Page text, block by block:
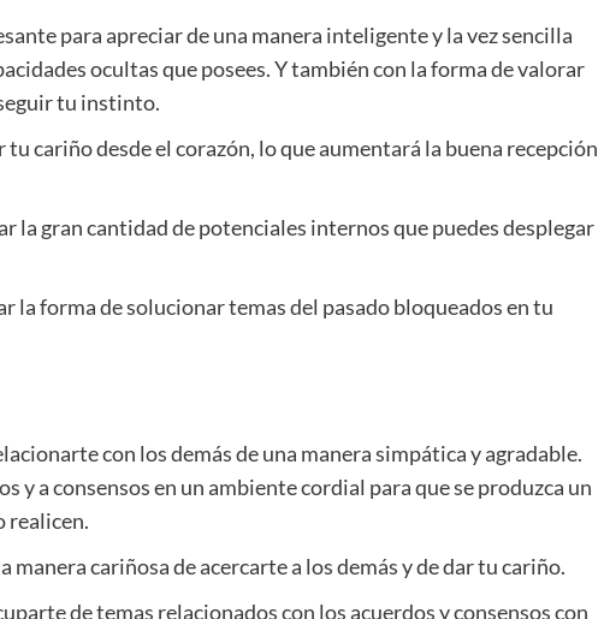
para apreciar de una manera inteligente y la vez sencilla
ocultas que posees. Y también con la forma de valorar
tu instinto.
cariño desde el corazón, lo que aumentará la buena recepción
la gran cantidad de potenciales internos que puedes desplegar
la forma de solucionar temas del pasado bloqueados en tu
con los demás de una manera simpática y agradable.
y a consensos en un ambiente cordial para que se produzca un
realicen.
manera cariñosa de acercarte a los demás y de dar tu cariño.
de temas relacionados con los acuerdos y consensos con